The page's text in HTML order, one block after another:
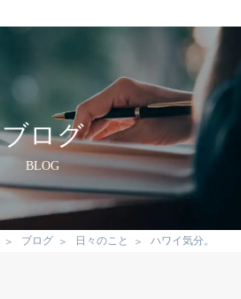
ブログ
BLOG
ブログ 日々のこと ハワイ気分。